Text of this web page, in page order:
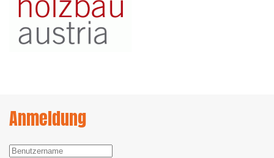
Anmeldung